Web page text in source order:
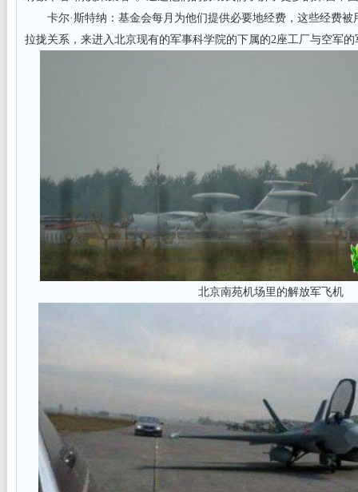
卡尔·斯特纳：基金会每月为他们提供必要地经费，这些经费被
拉拢关系，来进入北京现有的军事科学院的下属的2座工厂与空军的
北京南苑机场里的解放军飞机